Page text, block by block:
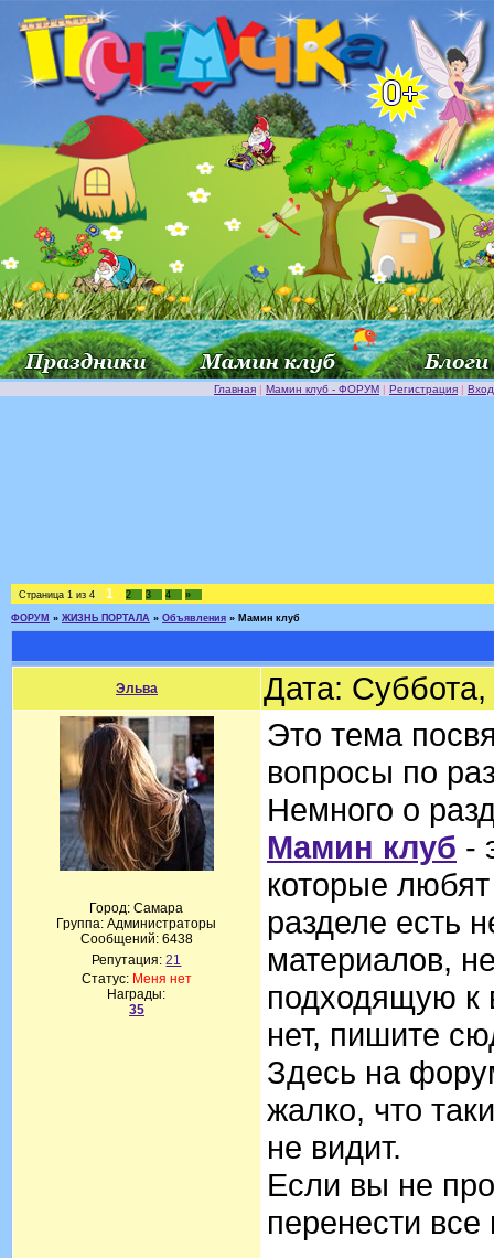
Главная | Мамин клуб - ФОРУМ | Регистрация | Вход
Страница 1 из 4 1 2 3 4 »
ФОРУМ » ЖИЗНЬ ПОРТАЛА » Объявления » Мамин клуб
Эльва Дата:
Город: Самара
Группа: Администраторы
Сообщений: 6438
Репутация:21
Статус: Меня нет
Награды:
35
Это тема
вопросы по
Немного о
Мамин клуб -
которые
разделе есть
материалов,
подходящую к
нет, пишите
Здесь на
жалко, что
не видит.
Если вы не
перенести